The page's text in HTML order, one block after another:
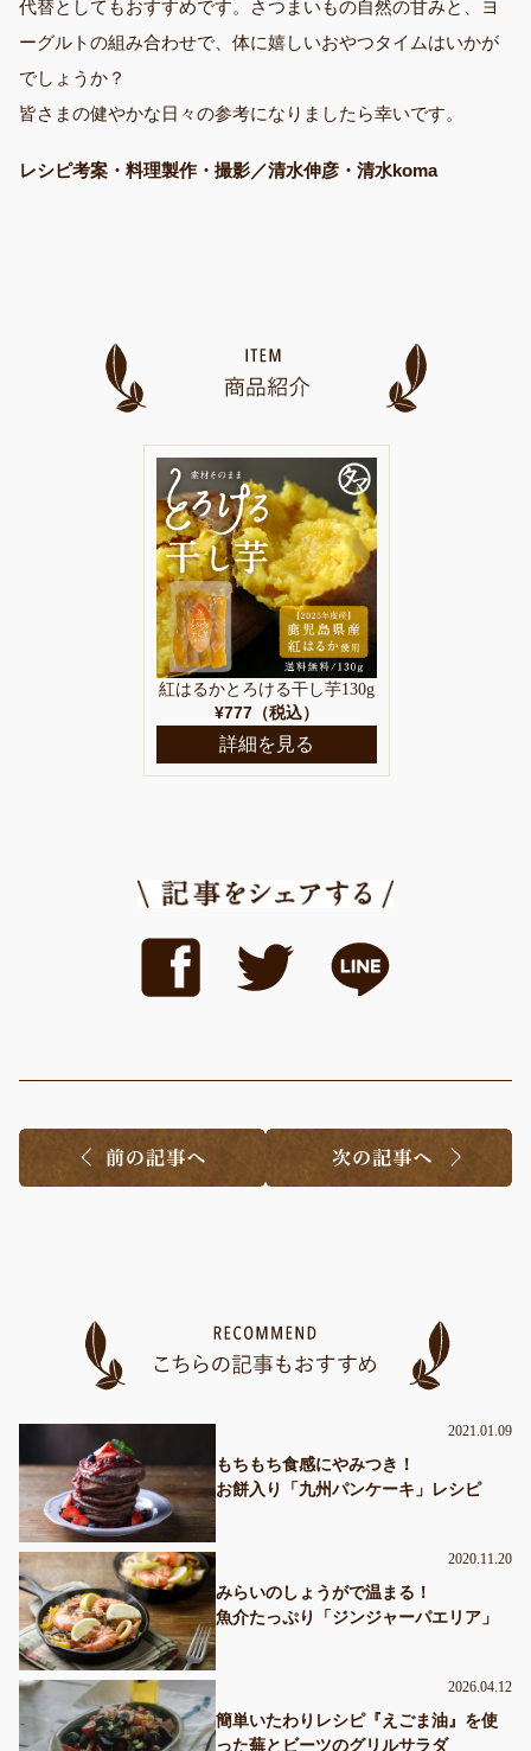
代替としてもおすすめです。さつまいもの自然の甘みと、ヨ
ーグルトの組み合わせで、体に嬉しいおやつタイムはいかが
でしょうか？
皆さまの健やかな日々の参考になりましたら幸いです。
レシピ考案・料理製作・撮影／清水伸彦・清水koma
紅はるかとろける干し芋130g
¥777（税込）
詳細を見る
2021.01.09
もちもち食感にやみつき！
お餅入り「九州パンケーキ」レシピ
2020.11.20
みらいのしょうがで温まる！
魚介たっぷり「ジンジャーパエリア」
2026.04.12
簡単いたわりレシピ『えごま油』を使
った蕪とビーツのグリルサラダ